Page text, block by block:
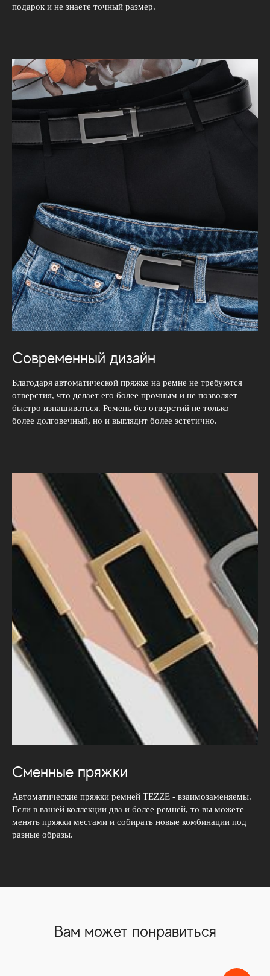
подарок и не знаете точный размер.
Современный дизайн
Благодаря автоматической пряжке на ремне не требуются
отверстия, что делает его более прочным и не позволяет
быстро изнашиваться. Ремень без отверстий не только
более долговечный, но и выглядит более эстетично.
Сменные пряжки
Автоматические пряжки ремней TEZZE - взаимозаменяемы.
Если в вашей коллекции два и более ремней, то вы можете
менять пряжки местами и собирать новые комбинации под
разные образы.
Вам может понравиться